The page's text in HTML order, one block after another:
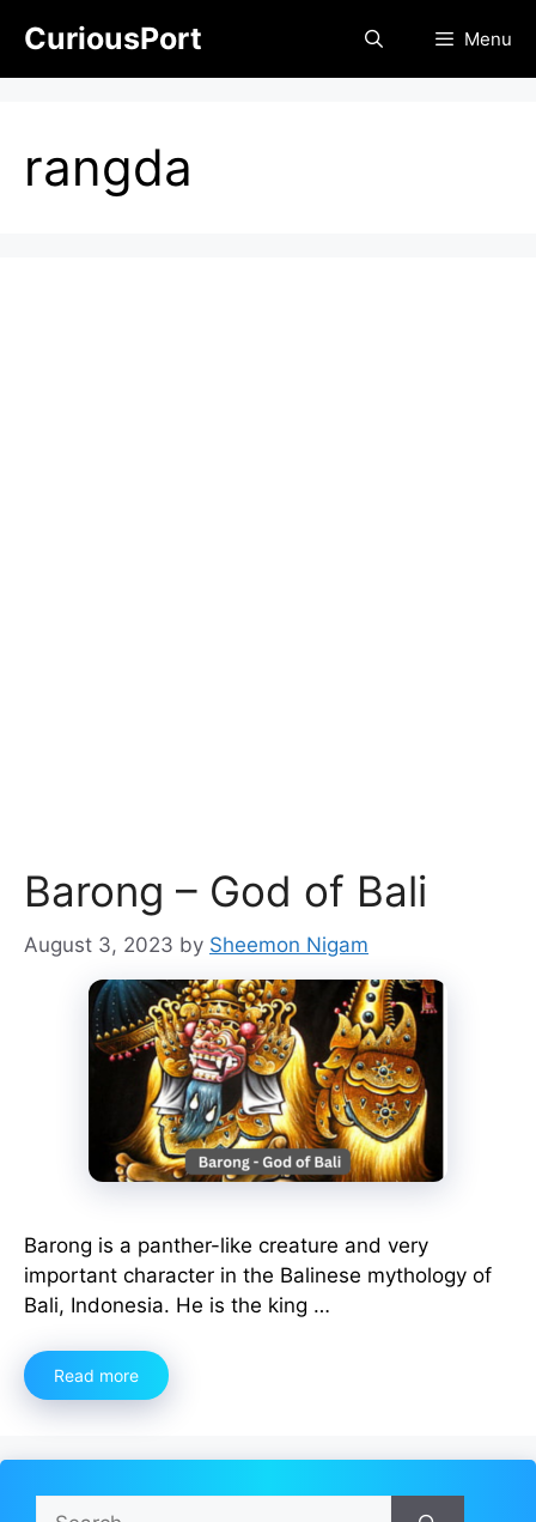
content
CuriousPort Menu
rangda
Barong – God of Bali
August 3, 2023 by Sheemon Nigam
Barong is a panther-like creature and very
important character in the Balinese mythology of
Bali, Indonesia. He is the king …
Read more
Search